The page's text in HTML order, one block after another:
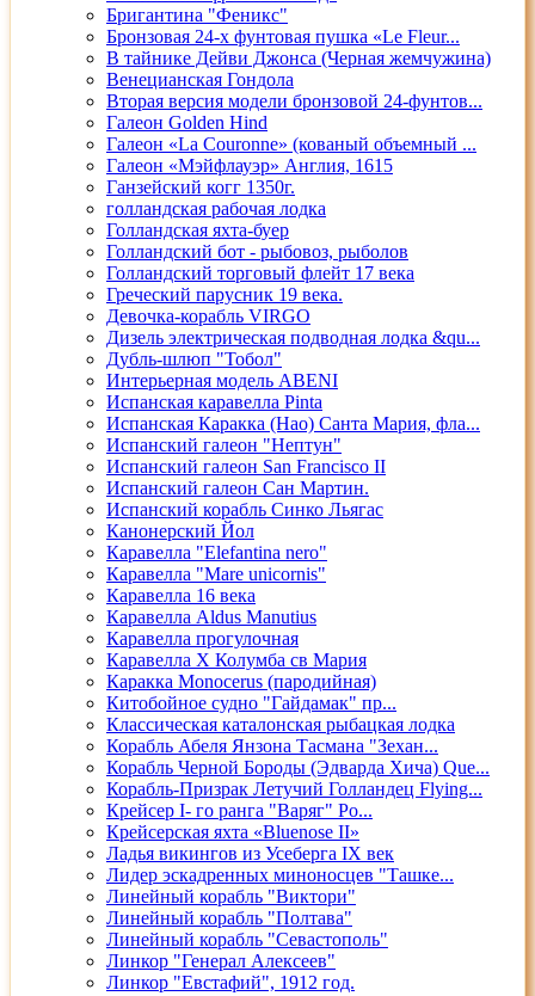
Бригантина "Феникс"
Бронзовая 24-х фунтовая пушка «Le Fleur...
В тайнике Дейви Джонса (Черная жемчужина)
Венецианская Гондола
Вторая версия модели бронзовой 24-фунтов...
Галеон Golden Hind
Галеон «La Couronne» (кованый объемный ...
Галеон «Мэйфлауэр» Англия, 1615
Ганзейский когг 1350г.
голландская рабочая лодка
Голландская яхта-буер
Голландский бот - рыбовоз, рыболов
Голландский торговый флейт 17 века
Греческий парусник 19 века.
Девочка-корабль VIRGO
Дизель электрическая подводная лодка &qu...
Дубль-шлюп "Тобол"
Интерьерная модель ABENI
Испанская каравелла Pinta
Испанская Каракка (Нао) Санта Мария, фла...
Испанский галеон "Нептун"
Испанский галеон San Francisco II
Испанский галеон Сан Мартин.
Испанский корабль Синко Льягас
Канонерский Йол
Каравелла "Elefantina nero"
Каравелла "Mare unicornis"
Каравелла 16 века
Каравелла Aldus Manutius
Каравелла прогулочная
Каравелла Х Колумба св Мария
Каракка Monocerus (пародийная)
Китобойное судно "Гайдамак" пр...
Классическая каталонская рыбацкая лодка
Корабль Абеля Янзона Тасмана "Зехан...
Корабль Черной Бороды (Эдварда Хича) Que...
Корабль-Призрак Летучий Голландец Flying...
Крейсер I- го ранга "Варяг" Ро...
Крейсерская яхта «Bluenose II»
Ладья викингов из Усеберга IX век
Лидер эскадренных миноносцев "Ташке...
Линейный корабль "Виктори"
Линейный корабль "Полтава"
Линейный корабль "Севастополь"
Линкор "Генерал Алексеев"
Линкор "Евстафий", 1912 год.